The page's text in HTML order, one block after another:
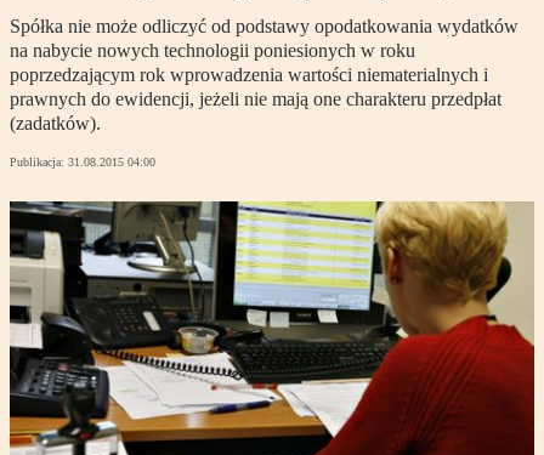
Spółka nie może odliczyć od podstawy opodatkowania wydatków
na nabycie nowych technologii poniesionych w roku
poprzedzającym rok wprowadzenia wartości niematerialnych i
prawnych do ewidencji, jeżeli nie mają one charakteru przedpłat
(zadatków).
Publikacja: 31.08.2015 04:00